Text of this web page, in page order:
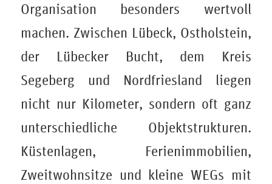
Organisation besonders wertvoll
machen. Zwischen Lübeck, Ostholstein,
der Lübecker Bucht, dem Kreis
Segeberg und Nordfriesland liegen
nicht nur Kilometer, sondern oft ganz
unterschiedliche Objektstrukturen.
Küstenlagen, Ferienimmobilien,
Zweitwohnsitze und kleine WEGs mit